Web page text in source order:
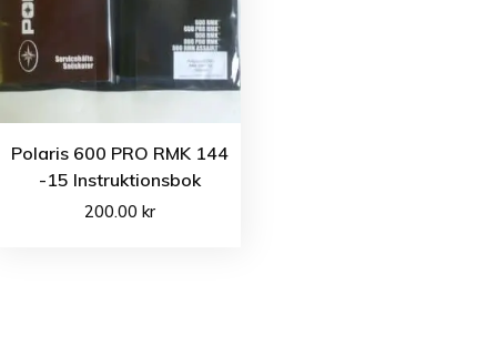
Polaris 600 PRO RMK 144
-15 Instruktionsbok
200.00kr